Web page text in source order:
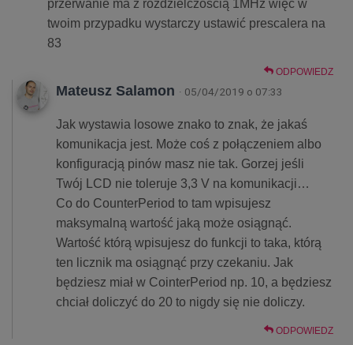
przerwanie ma z rozdzielczością 1MHz więc w
twoim przypadku wystarczy ustawić prescalera na
83
ODPOWIEDZ
Mateusz Salamon · 05/04/2019 o 07:33
Jak wystawia losowe znako to znak, że jakaś
komunikacja jest. Może coś z połączeniem albo
konfiguracją pinów masz nie tak. Gorzej jeśli
Twój LCD nie toleruje 3,3 V na komunikacji…
Co do CounterPeriod to tam wpisujesz
maksymalną wartość jaką może osiągnąć.
Wartość którą wpisujesz do funkcji to taka, którą
ten licznik ma osiągnąć przy czekaniu. Jak
będziesz miał w CointerPeriod np. 10, a będziesz
chciał doliczyć do 20 to nigdy się nie doliczy.
ODPOWIEDZ